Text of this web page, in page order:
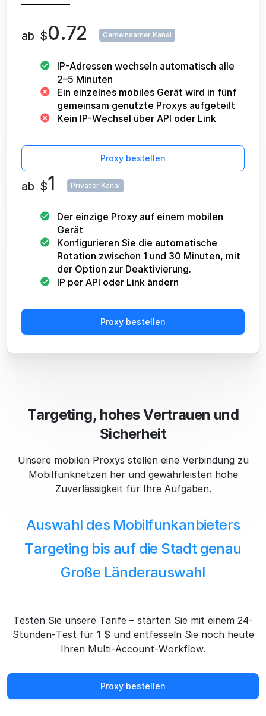
ab $0.72 Gemeinsamer Kanal
IP-Adressen wechseln automatisch alle
2–5 Minuten
Ein einzelnes mobiles Gerät wird in fünf
gemeinsam genutzte Proxys aufgeteilt
Kein IP-Wechsel über API oder Link
Proxy bestellen
ab $1 Privater Kanal
Der einzige Proxy auf einem mobilen
Gerät
Konfigurieren Sie die automatische
Rotation zwischen 1 und 30 Minuten, mit
der Option zur Deaktivierung.
IP per API oder Link ändern
Proxy bestellen
Targeting, hohes Vertrauen und
Sicherheit
Unsere mobilen Proxys stellen eine Verbindung zu
Mobilfunknetzen her und gewährleisten hohe
Zuverlässigkeit für Ihre Aufgaben.
Auswahl des Mobilfunkanbieters
Targeting bis auf die Stadt genau
Große Länderauswahl
Testen Sie unsere Tarife – starten Sie mit einem 24-
Stunden-Test für 1 $ und entfesseln Sie noch heute
Ihren Multi-Account-Workflow.
Proxy bestellen